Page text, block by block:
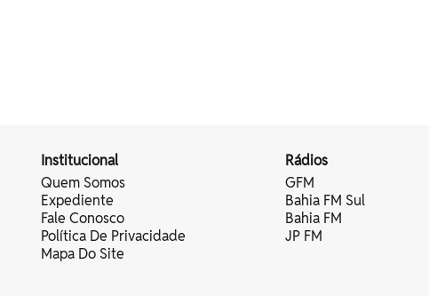
Institucional
Quem Somos
Expediente
Fale Conosco
Política De Privacidade
Mapa Do Site
Rádios
GFM
Bahia FM Sul
Bahia FM
JP FM